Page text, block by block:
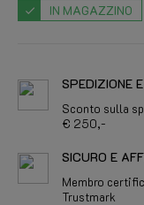
IN MAGAZZINO
SPEDIZIONE
Sconto sulla
€ 250,-
SICURO E
Membro
Trustmark